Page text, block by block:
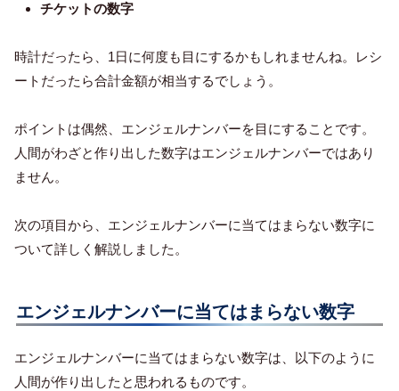
チケットの数字
時計だったら、1日に何度も目にするかもしれませんね。レシ
ートだったら合計金額が相当するでしょう。
ポイントは偶然、エンジェルナンバーを目にすることです。
人間がわざと作り出した数字はエンジェルナンバーではあり
ません。
次の項目から、エンジェルナンバーに当てはまらない数字に
ついて詳しく解説しました。
エンジェルナンバーに当てはまらない数字
エンジェルナンバーに当てはまらない数字は、以下のように
人間が作り出したと思われるものです。